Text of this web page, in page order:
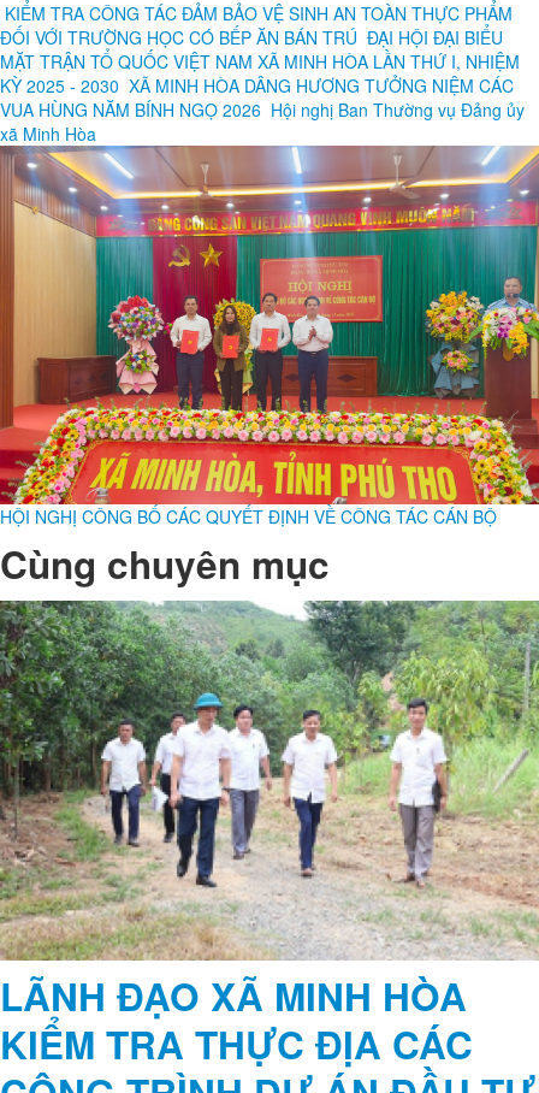
Tổ chức lấy ý kiến Nhân dân về Đề án, Phương án sắp xếp, đổi tên
thôn trên địa bàn xã Minh Hoà năm 2026
Đọc nhiều
KIỂM TRA CÔNG TÁC ĐẢM BẢO VỆ SINH AN TOÀN THỰC PHẨM
ĐỐI VỚI TRƯỜNG HỌC CÓ BẾP ĂN BÁN TRÚ
ĐẠI HỘI ĐẠI BIỂU
MẶT TRẬN TỔ QUỐC VIỆT NAM XÃ MINH HÒA LẦN THỨ I, NHIỆM
KỲ 2025 - 2030 XÃ MINH HÒA DÂNG HƯƠNG TƯỞNG NIỆM CÁC
VUA HÙNG NĂM BÍNH NGỌ 2026 Hội nghị Ban Thường vụ Đảng ủy
xã Minh Hòa
HỘI NGHỊ CÔNG BỐ CÁC QUYẾT ĐỊNH VỀ CÔNG TÁC CÁN BỘ
Cùng chuyên mục